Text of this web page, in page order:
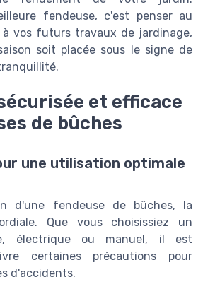
fendeuse, c'est penser au
à vos futurs travaux de jardinage,
soit placée sous le signe de
et efficace
de bûches
une utilisation optimale
d'une fendeuse de bûches, la
Que vous choisissiez un
électrique ou manuel, il est
certaines précautions pour
d'accidents.